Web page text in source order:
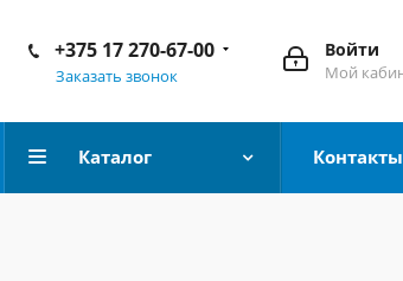
Войти
+375 17 270-67-00
Заказать звонок
Каталог Контакты